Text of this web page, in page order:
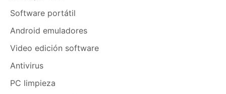
Software portátil
Android emuladores
Video edición software
Antivirus
PC limpieza